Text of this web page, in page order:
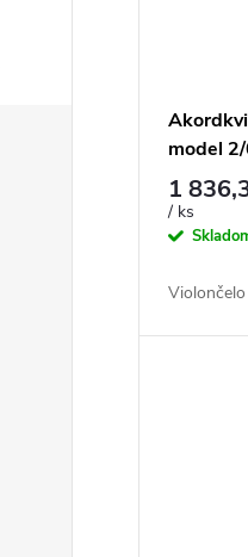
u
model
1
/ ks
Violončelo